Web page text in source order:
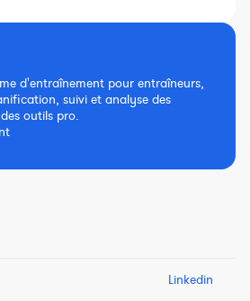
d'entraînement pour entraîneurs,
suivi et analyse des
outils pro.
Linkedin